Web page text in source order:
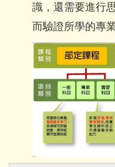
識，還需要進行
而驗證所學的專